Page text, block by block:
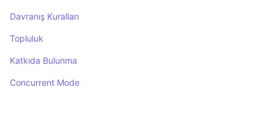
Davranış Kuralları
Topluluk
Katkıda Bulunma
Concurrent Mode